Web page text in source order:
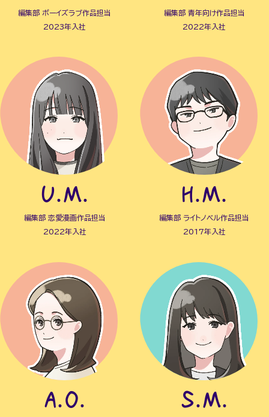
編集部 ボーイズラブ作品担当
2023年入社
編集部 青年向け作品担当
2022年入社
U.M.
編集部 恋愛漫画作品担当
2022年入社
H.M.
編集部 ライトノベル作品担当
2017年入社
A.O. S.M.